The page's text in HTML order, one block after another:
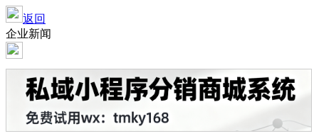
返回
企业新闻